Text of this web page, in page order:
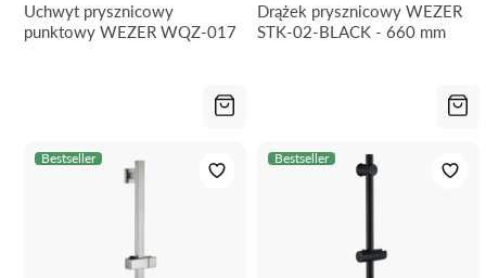
Uchwyt prysznicowy
punktowy WEZER WQZ-017
Drążek prysznicowy WEZER
STK-02-BLACK - 660 mm
Bestseller Bestseller